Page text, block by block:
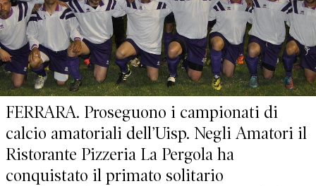
FERRARA. Proseguono i campionati di
calcio amatoriali dell’Uisp. Negli Amatori il
Ristorante Pizzeria La Pergola ha
conquistato il primato solitario